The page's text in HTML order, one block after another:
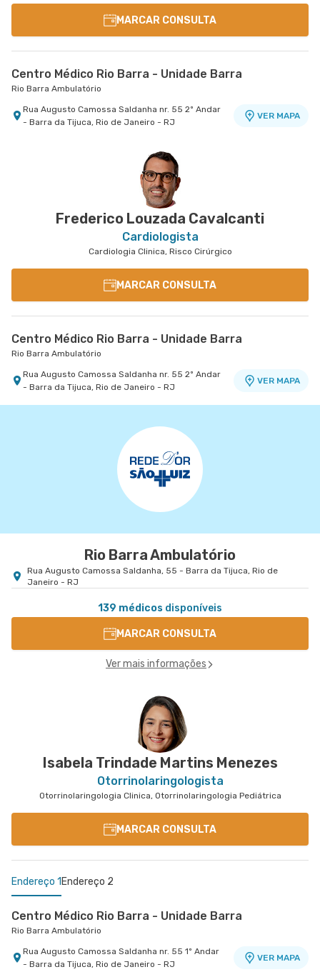
MARCAR CONSULTA
Centro Médico Rio Barra - Unidade Barra
Rio Barra Ambulatório
Rua Augusto Camossa Saldanha nr. 55 2º Andar
- Barra da Tijuca, Rio de Janeiro - RJ
VER MAPA
Frederico Louzada Cavalcanti
Cardiologista
Cardiologia Clinica, Risco Cirúrgico
MARCAR CONSULTA
Centro Médico Rio Barra - Unidade Barra
Rio Barra Ambulatório
Rua Augusto Camossa Saldanha nr. 55 2º Andar
- Barra da Tijuca, Rio de Janeiro - RJ
VER MAPA
Rio Barra Ambulatório
Rua Augusto Camossa Saldanha, 55 - Barra da Tijuca, Rio de
Janeiro - RJ
139 médicos disponíveis
MARCAR CONSULTA
Ver mais informações
Isabela Trindade Martins Menezes
Otorrinolaringologista
Otorrinolaringologia Clinica, Otorrinolaringologia Pediátrica
MARCAR CONSULTA
Endereço 1 Endereço 2
Centro Médico Rio Barra - Unidade Barra
Rio Barra Ambulatório
Rua Augusto Camossa Saldanha nr. 55 1º Andar
- Barra da Tijuca, Rio de Janeiro - RJ
VER MAPA